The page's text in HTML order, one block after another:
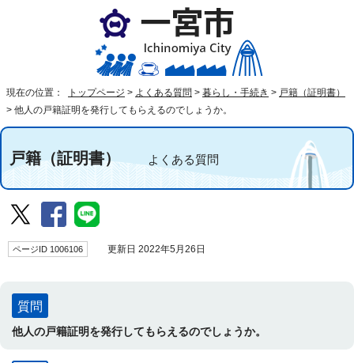
現在の位置： トップページ > よくある質問 > 暮らし・手続き > 戸籍（証明書）
> 他人の戸籍証明を発行してもらえるのでしょうか。
戸籍（証明書） よくある質問
ページID 1006106 更新日 2022年5月26日
質問
他人の戸籍証明を発行してもらえるのでしょうか。